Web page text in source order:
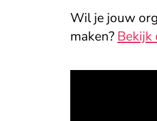
Wil je jouw
maken? Bekijk